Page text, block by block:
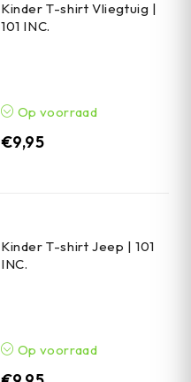
Kinder T-shirt Vliegtuig |
101 INC.
Op voorraad
€9,95
Kinder T-shirt Jeep | 101
INC.
Op voorraad